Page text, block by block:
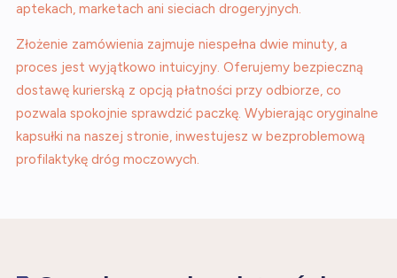
aptekach, marketach ani sieciach drogeryjnych.
Złożenie zamówienia zajmuje niespełna dwie minuty, a
proces jest wyjątkowo intuicyjny. Oferujemy bezpieczną
dostawę kurierską z opcją płatności przy odbiorze, co
pozwala spokojnie sprawdzić paczkę. Wybierając oryginalne
kapsułki na naszej stronie, inwestujesz w bezproblemową
profilaktykę dróg moczowych.